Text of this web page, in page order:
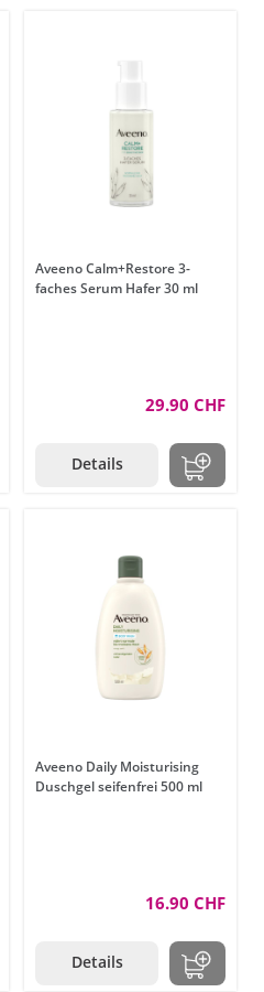
Aveeno Calm+Restore 3-
faches Serum Hafer 30 ml
29.90 CHF
Details
Aveeno Daily Moisturising
Duschgel seifenfrei 500 ml
16.90 CHF
Details